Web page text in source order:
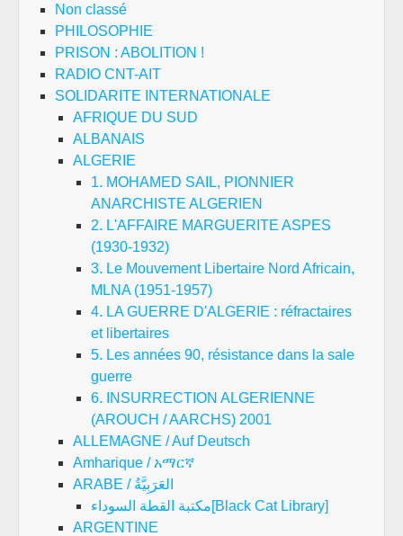
Non classé
PHILOSOPHIE
PRISON : ABOLITION !
RADIO CNT-AIT
SOLIDARITE INTERNATIONALE
AFRIQUE DU SUD
ALBANAIS
ALGERIE
1. MOHAMED SAIL, PIONNIER
ANARCHISTE ALGERIEN
2. L'AFFAIRE MARGUERITE ASPES
(1930-1932)
3. Le Mouvement Libertaire Nord Africain,
MLNA (1951-1957)
4. LA GUERRE D'ALGERIE : réfractaires
et libertaires
5. Les années 90, résistance dans la sale
guerre
6. INSURRECTION ALGERIENNE
(AROUCH / AARCHS) 2001
ALLEMAGNE / Auf Deutsch
Amharique / አማርኛ
ARABE / العَرَبِيَّةُ
مكتبة القطة السوداء[Black Cat Library]
ARGENTINE